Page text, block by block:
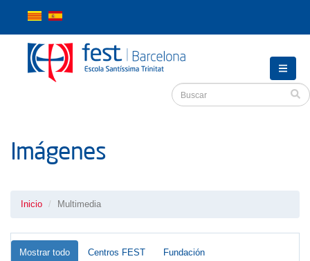
Imágenes
Inicio Multimedia
Mostrar todo Centros FEST Fundación